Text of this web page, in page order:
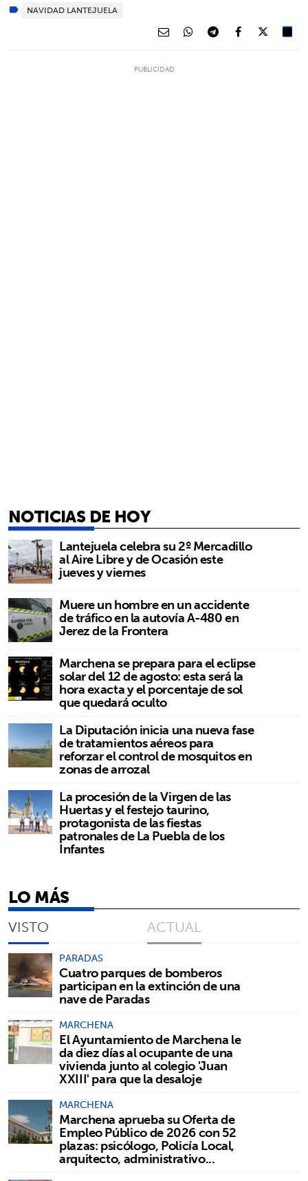
NAVIDAD LANTEJUELA
NOTICIAS DE HOY
Lantejuela celebra su 2º Mercadillo
al Aire Libre y de Ocasión este
jueves y viernes
Muere un hombre en un accidente
de tráfico en la autovía A-480 en
Jerez de la Frontera
Marchena se prepara para el eclipse
solar del 12 de agosto: esta será la
hora exacta y el porcentaje de sol
que quedará oculto
La Diputación inicia una nueva fase
de tratamientos aéreos para
reforzar el control de mosquitos en
zonas de arrozal
La procesión de la Virgen de las
Huertas y el festejo taurino,
protagonista de las fiestas
patronales de La Puebla de los
Infantes
LO MÁS
VISTO ACTUAL
PARADAS
Cuatro parques de bomberos
participan en la extinción de una
nave de Paradas
MARCHENA
El Ayuntamiento de Marchena le
da diez días al ocupante de una
vivienda junto al colegio 'Juan
XXIII' para que la desaloje
MARCHENA
Marchena aprueba su Oferta de
Empleo Público de 2026 con 52
plazas: psicólogo, Policía Local,
arquitecto, administrativo...